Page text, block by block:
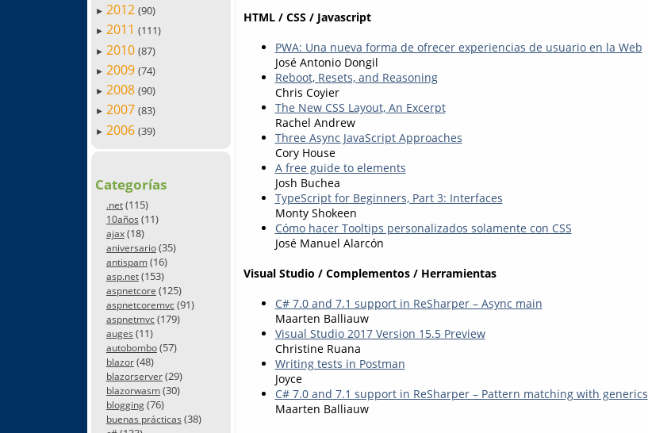
► 2012 (90)
► 2011 (111)
► 2010 (87)
► 2009 (74)
► 2008 (90)
► 2007 (83)
► 2006 (39)
Categorías
.net(115)
10años (11)
ajax(18)
aniversario(35)
antispam(16)
asp.net(153)
aspnetcore (125)
aspnetcoremvc(91)
aspnetmvc(179)
auges (11)
autobombo(57)
blazor(48)
blazorserver(29)
blazorwasm(30)
blogging(76)
buenas prácticas (38)
HTML / CSS / Javascript
PWA: Una nueva forma de ofrecer experiencias de usuario en la Web
José Antonio Dongil
Reboot, Resets, and Reasoning
Chris Coyier
The New CSS Layout, An Excerpt
Rachel Andrew
Three Async JavaScript Approaches
Cory House
A free guide to elements
Josh Buchea
TypeScript for Beginners, Part 3: Interfaces
Monty Shokeen
Cómo hacer Tooltips personalizados solamente con CSS
José Manuel Alarcón
Visual Studio / Complementos / Herramientas
C# 7.0 and 7.1 support in ReSharper – Async main
Maarten Balliauw
Visual Studio 2017 Version 15.5 Preview
Christine Ruana
Writing tests in Postman
Joyce
C# 7.0 and 7.1 support in ReSharper – Pattern matching with generics
Maarten Balliauw